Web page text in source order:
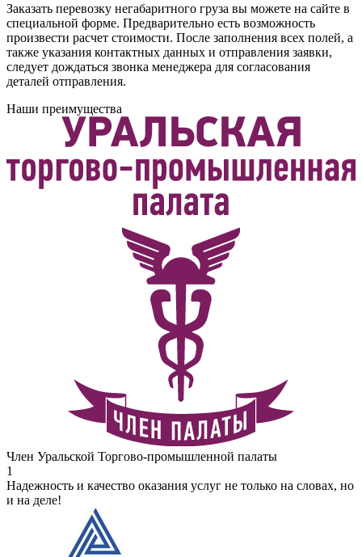
Заказать перевозку негабаритного груза вы можете на сайте в
специальной форме. Предварительно есть возможность
произвести расчет стоимости. После заполнения всех полей, а
также указания контактных данных и отправления заявки,
следует дождаться звонка менеджера для согласования
деталей отправления.
Наши преимущества
Член Уральской Торгово-промышленной палаты
1
Надежность и качество оказания услуг не только на словах, но
и на деле!